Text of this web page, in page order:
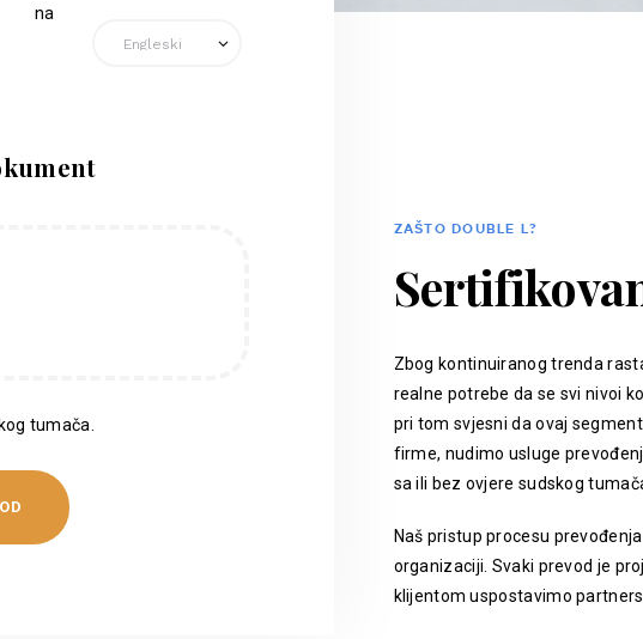
na
tumača.
ZAŠTO DOUBLE L?
Zbog kontinuiranog trenda
realne potrebe da se svi nivoi
pri tom svjesni da ovaj
firme, nudimo usluge
sa ili bez ovjere sudskog
Naš pristup procesu
organizaciji. Svaki prevod je
klijentom uspostavimo